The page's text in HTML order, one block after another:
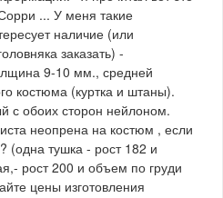
... У меня такие
наличие (или
заказать) -
9-10 мм., средней
костюма (куртка и штаны).
с обоих сторон нейлоном.
неопрена на костюм , если
(одна тушка - рост 182 и
рост 200 и объем по груди
цены изготовления